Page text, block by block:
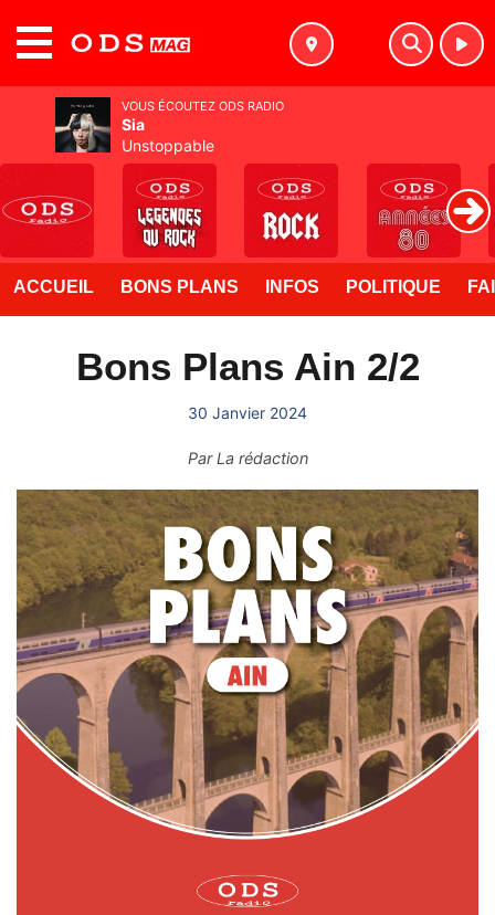
ACCUEIL BONS PLANS INFOS POLITIQUE
Bons Plans Ain 2/2
30 Janvier 2024
ParLa rédaction
VOUS ÉCOUTEZ ODS RADIO
Sia
Unstoppable